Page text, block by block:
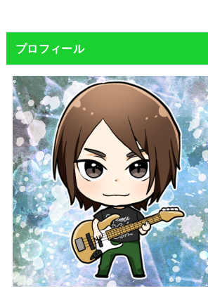
プロフィール